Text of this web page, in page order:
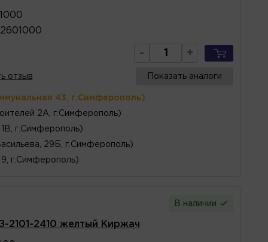
- +
отзыв Показать аналоги
43, г.Симферополь)
2А, г.Симферополь)
г.Симферополь)
29Б, г.Симферополь)
9, г.Симферополь)
В наличии
2101-2410 желтый Киржач